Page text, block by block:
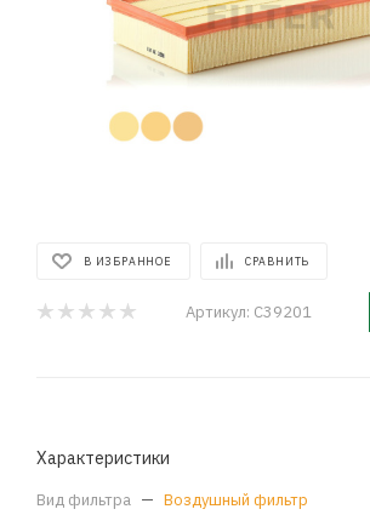
В ИЗБРАННОЕ СРАВНИТЬ
Артикул: C39201
Характеристики
Вид фильтра — Воздушный фильтр